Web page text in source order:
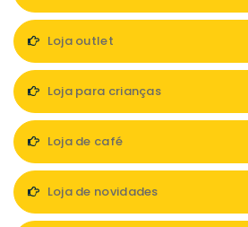
Loja outlet
Loja para crianças
Loja de café
Loja de novidades